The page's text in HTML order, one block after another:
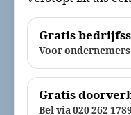
Gratis
Voor
Gratis
Bel via 020 262